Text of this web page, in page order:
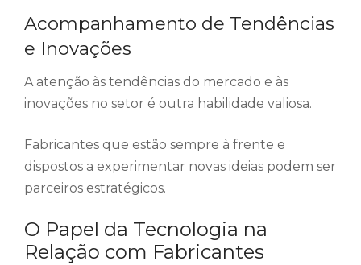
Acompanhamento de Tendências
e Inovações
A atenção às tendências do mercado e às
inovações no setor é outra habilidade valiosa.
Fabricantes que estão sempre à frente e
dispostos a experimentar novas ideias podem ser
parceiros estratégicos.
O Papel da Tecnologia na
Relação com Fabricantes